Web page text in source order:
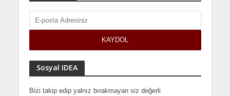
Sosyal IDEA
Bizi takip edip yalnız bırakmayan siz değerli